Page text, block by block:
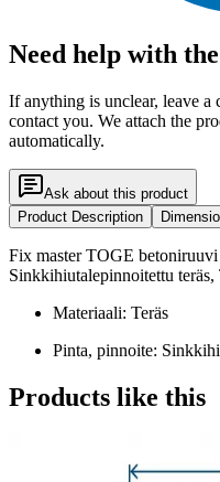
Need help with
If anything is unclear, leave a
contact you. We attach the
automatically.
Ask about this product
Product Description
Fix master TOGE
Sinkkihiutalepinnoitettu
Materiaali: Teräs
Pinta, pinnoite:
Products like this